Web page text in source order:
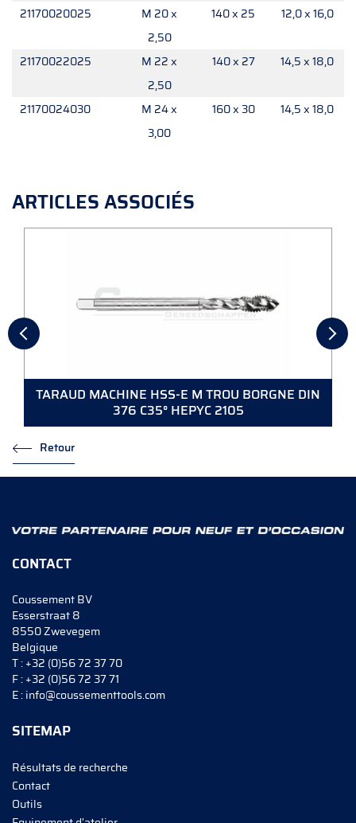
21170020025
M 20 x
2,50
140 x 25 12,0 x 16,0
21170022025
M 22 x
2,50
140 x 27 14,5 x 18,0
21170024030
M 24 x
3,00
160 x 30 14,5 x 18,0
ARTICLES ASSOCIÉS
TARAUD MACHINE HSS-E M TROU BORGNE DIN
376 C35° HEPYC 2105
Retour
CONTACT
Coussement BV
Esserstraat 8
8550 Zwevegem
Belgique
T :+32 (0)56 72 37 70
F :+32 (0)56 72 37 71
E :info@coussementtools.com
SITEMAP
Résultats de recherche
Contact
Outils